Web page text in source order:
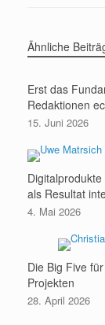
Ähnliche
Erst das
Redaktionen
15. Juni 2026
als Resultat
4. Mai 2026
Die Big Five
Projekten
28. April 2026